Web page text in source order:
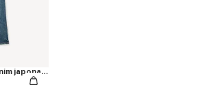
Jean AYAME large en denim japonais stretch